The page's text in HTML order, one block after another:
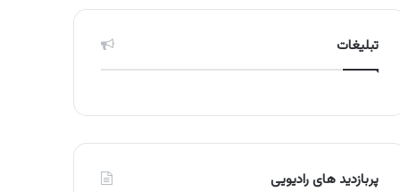
تبلیغات
پربازدید های رادیویی